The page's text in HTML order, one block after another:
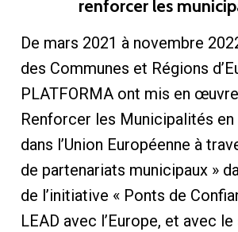
renforcer les
De mars 2021 à novembre
des Communes et Régions
PLATFORMA ont mis en
Renforcer les Municipalités en
dans l’Union Européenne à
de partenariats municipaux »
de l’initiative « Ponts de
LEAD avec l’Europe, et avec